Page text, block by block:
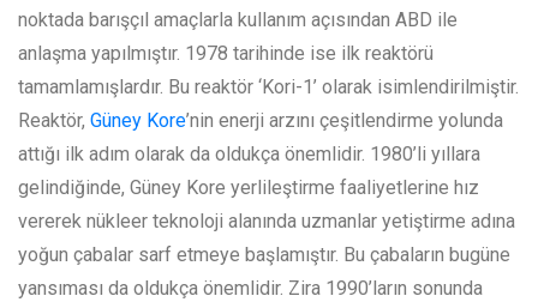
noktada barışçıl amaçlarla kullanım açısından ABD ile
anlaşma yapılmıştır. 1978 tarihinde ise ilk reaktörü
tamamlamışlardır. Bu reaktör ‘Kori-1’ olarak isimlendirilmiştir.
Reaktör, Güney Kore’nin enerji arzını çeşitlendirme yolunda
attığı ilk adım olarak da oldukça önemlidir. 1980’li yıllara
gelindiğinde, Güney Kore yerlileştirme faaliyetlerine hız
vererek nükleer teknoloji alanında uzmanlar yetiştirme adına
yoğun çabalar sarf etmeye başlamıştır. Bu çabaların bugüne
yansıması da oldukça önemlidir. Zira 1990’ların sonunda